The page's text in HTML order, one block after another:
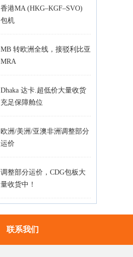
香港MA (HKG–KGF–SVO)
包机
MB 转欧洲全线，接驳利比亚
MRA
Dhaka 达卡.超低价大量收货
充足保障舱位
欧洲/美洲/亚澳非洲调整部分
运价
调整部分运价，CDG包板大
量收货中！
联系我们